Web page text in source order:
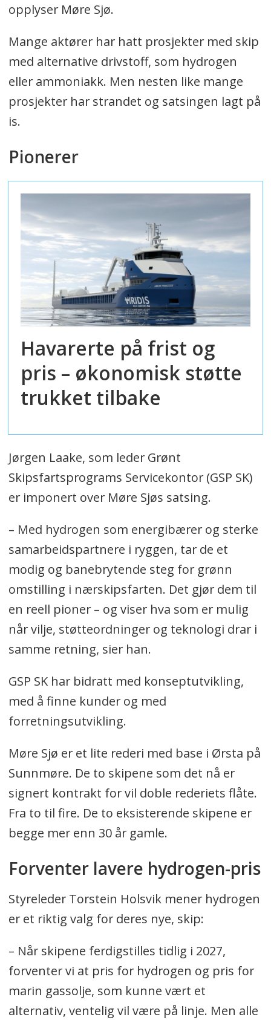
opplyser Møre Sjø.
Mange aktører har hatt prosjekter med skip
med alternative drivstoff, som hydrogen
eller ammoniakk. Men nesten like mange
prosjekter har strandet og satsingen lagt på
is.
Pionerer
Havarerte på frist og
pris – økonomisk støtte
trukket tilbake
Jørgen Laake, som leder Grønt
Skipsfartsprograms Servicekontor (GSP SK)
er imponert over Møre Sjøs satsing.
– Med hydrogen som energibærer og sterke
samarbeidspartnere i ryggen, tar de et
modig og banebrytende steg for grønn
omstilling i nærskipsfarten. Det gjør dem til
en reell pioner – og viser hva som er mulig
når vilje, støtteordninger og teknologi drar i
samme retning, sier han.
GSP SK har bidratt med konseptutvikling,
med å finne kunder og med
forretningsutvikling.
Møre Sjø er et lite rederi med base i Ørsta på
Sunnmøre. De to skipene som det nå er
signert kontrakt for vil doble rederiets flåte.
Fra to til fire. De to eksisterende skipene er
begge mer enn 30 år gamle.
Forventer lavere hydrogen-pris
Styreleder Torstein Holsvik mener hydrogen
er et riktig valg for deres nye, skip:
– Når skipene ferdigstilles tidlig i 2027,
forventer vi at pris for hydrogen og pris for
marin gassolje, som kunne vært et
alternativ, ventelig vil være på linje. Men alle